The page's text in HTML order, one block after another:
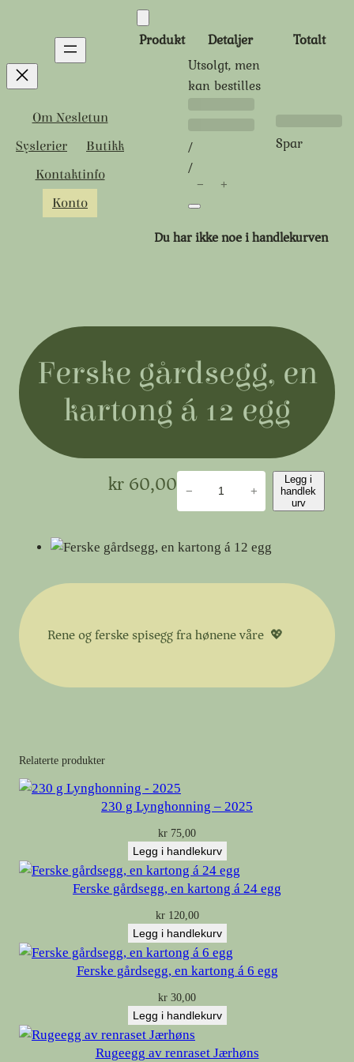
Om Nesletun
Syslerier
Butikk
Kontaktinfo
Konto
Produkter
handlekurven
Produkt Detaljer
Totalt
Utsolgt, men
kan bestilles
pris:
pris:
/
/
− +
Spar
Du har ikke noe i handlekurven
Ferske gårdsegg, en
kartong á 12 egg
kr60,00
s
e
r
s
e
n
k
a
r
t
o
n
g
á
1
2
e
g
− +
Legg i
handlek
urv
Rene og ferske spisegg fra hønene våre 💖
Relaterte produkter
230 g Lynghonning – 2025
kr 75,00
Legg i handlekurv
Ferske gårdsegg, en kartong á 24 egg
kr120,00
Legg i handlekurv
Ferske gårdsegg, en kartong á 6 egg
kr 30,00
Legg i handlekurv
Rugeegg av renraset Jærhøns